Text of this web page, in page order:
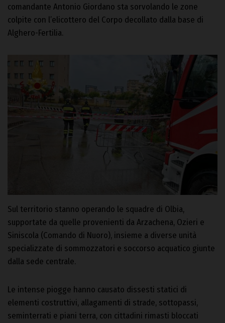
comandante Antonio Giordano sta sorvolando le zone
colpite con l’elicottero del Corpo decollato dalla base di
Alghero-Fertilia.
Sul territorio stanno operando le squadre di Olbia,
supportate da quelle provenienti da Arzachena, Ozieri e
Siniscola (Comando di Nuoro), insieme a diverse unità
specializzate di sommozzatori e soccorso acquatico giunte
dalla sede centrale.
Le intense piogge hanno causato dissesti statici di
elementi costruttivi, allagamenti di strade, sottopassi,
seminterrati e piani terra, con cittadini rimasti bloccati